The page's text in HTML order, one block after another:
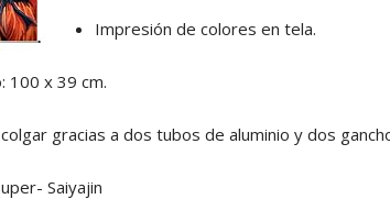
Impresión de colores en tela.
100 x 39 cm.
gracias a dos tubos de aluminio y dos
Saiyajin